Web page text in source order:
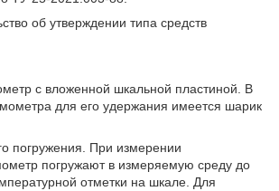
об утверждении типа средств
с вложенной шкальной пластиной. В
для его удержания имеется шарик
погружения. При измерении
погружают в измеряемую среду до
отметки на шкале. Для